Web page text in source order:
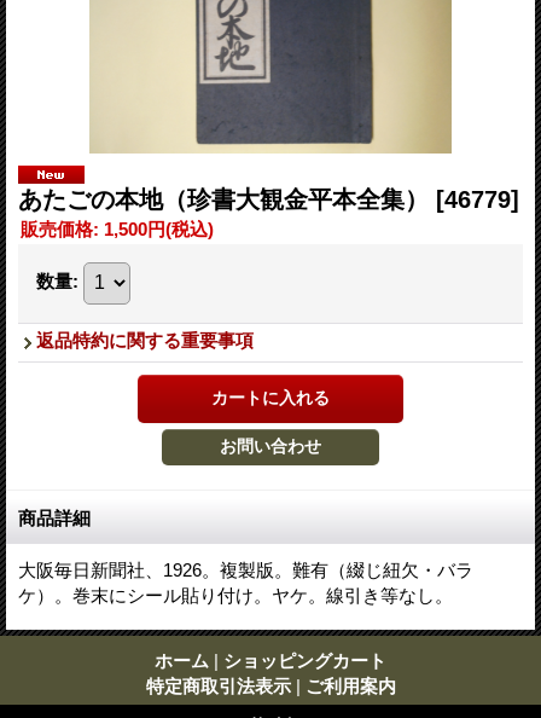
あたごの本地（珍書大観金平本全集） [46779]
販売価格: 1,500円(税込)
数量:
返品特約に関する重要事項
商品詳細
大阪毎日新聞社、1926。複製版。難有（綴じ紐欠・バラ
ケ）。巻末にシール貼り付け。ヤケ。線引き等なし。
ホーム | ショッピングカート
特定商取引法表示 | ご利用案内